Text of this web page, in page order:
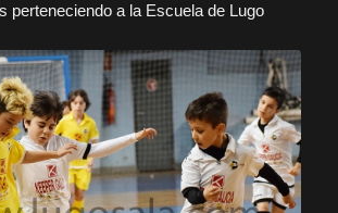
perteneciendo a la Escuela de Lugo